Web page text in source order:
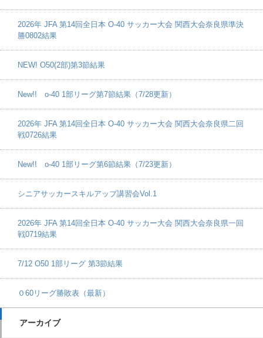
2026年 JFA 第14回全日本 O-40 サッカー大会 関西大会奈良県準決
勝0802結果
NEW! O50(2部)第3節結果
New!! o-40 1部リーグ第7節結果（7/28更新）
2026年 JFA 第14回全日本 O-40 サッカー大会 関西大会奈良県二回
戦0726結果
New!! o-40 1部リーグ第6節結果（7/23更新）
シニアサッカースキルアップ講習会Vol.1
2026年 JFA 第14回全日本 O-40 サッカー大会 関西大会奈良県一回
戦0719結果
7/12 O50 1部リーグ 第3節結果
０60リーグ勝敗表（最新）
アーカイブ